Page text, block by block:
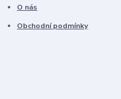
O nás
Obchodní podmínky